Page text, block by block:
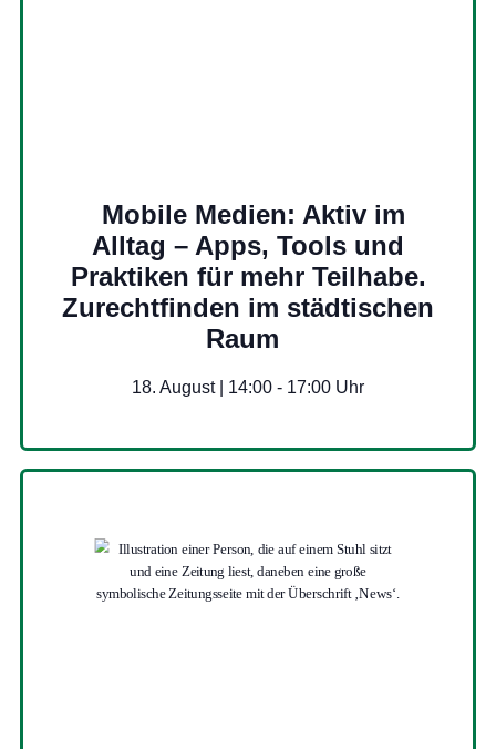
Mobile Medien: Aktiv im
Alltag – Apps, Tools und
Praktiken für mehr Teilhabe.
Zurechtfinden im städtischen
Raum
18. August | 14:00 - 17:00